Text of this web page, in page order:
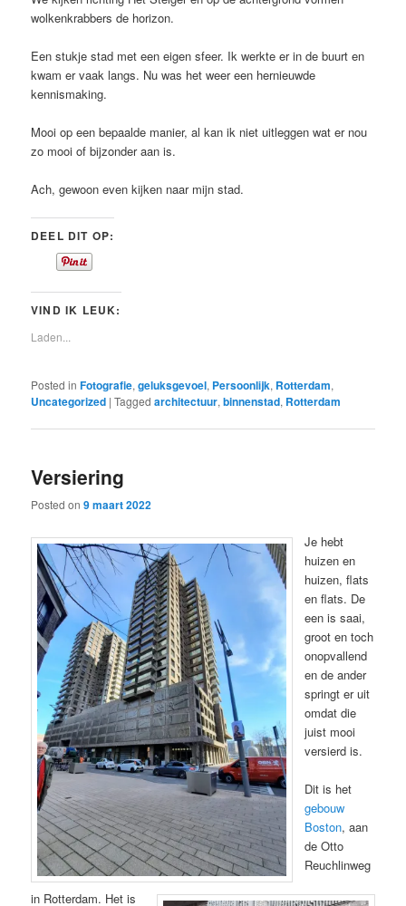
wolkenkrabbers de horizon.
Een stukje stad met een eigen sfeer. Ik werkte er in de buurt en
kwam er vaak langs. Nu was het weer een hernieuwde
kennismaking.
Mooi op een bepaalde manier, al kan ik niet uitleggen wat er nou
zo mooi of bijzonder aan is.
Ach, gewoon even kijken naar mijn stad.
DEEL DIT OP:
VIND IK LEUK:
Laden...
Posted in Fotografie,geluksgevoel, Persoonlijk, Rotterdam,
Uncategorized |Tagged architectuur,binnenstad, Rotterdam
Versiering
Posted on9 maart 2022
Je hebt
huizen en
huizen, flats
en flats. De
een is saai,
groot en toch
onopvallend
en de ander
springt er uit
omdat die
juist mooi
versierd is.
Dit is het
gebouw
Boston, aan
de Otto
Reuchlinweg
in Rotterdam. Het is